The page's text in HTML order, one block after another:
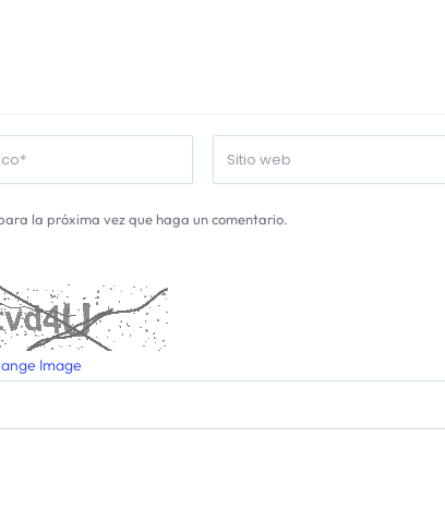
la próxima vez que haga un comentario.
Image